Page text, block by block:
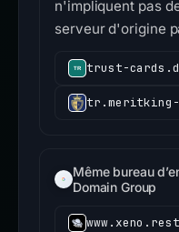
n'impliquent pas
serveur d'origine
trust-
Même bureau
Domain Group
www.xeno.rest